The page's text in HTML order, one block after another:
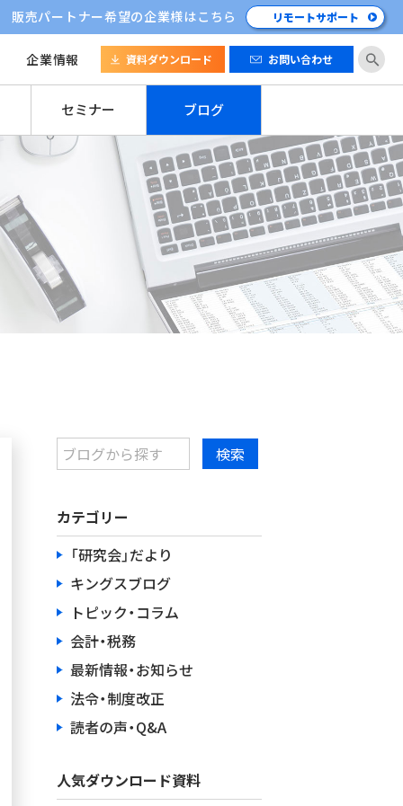
販売パートナー希望の企業様はこちら リモートサポート
企業情報 資料ダウンロード お問い合わせ
セミナー ブログ
カテゴリー
「研究会」だより
キングスブログ
トピック・コラム
会計・税務
最新情報・お知らせ
法令・制度改正
読者の声・Q&A
人気ダウンロード資料